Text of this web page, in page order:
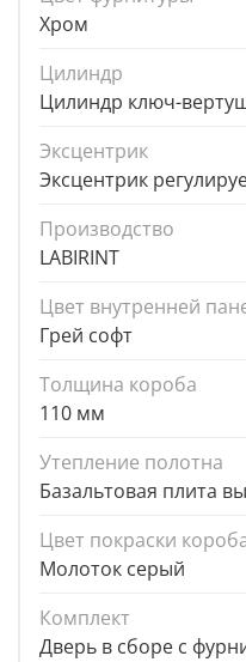
Хром
Цилиндр
Цилиндр ключ-
Эксцентрик
Эксцентрик
Производство
LABIRINT
Цвет внутренней
Грей софт
Толщина короба
110 мм
Утепление полотна
Базальтовая плита
Цвет покраски
Молоток серый
Комплект
Дверь в сборе с